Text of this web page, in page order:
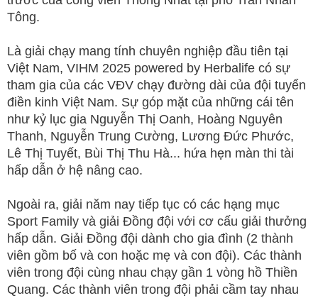
Tông.
Là giải chạy mang tính chuyên nghiệp đầu tiên tại
Việt Nam, VIHM 2025 powered by Herbalife có sự
tham gia của các VĐV chạy đường dài của đội tuyển
điền kinh Việt Nam. Sự góp mặt của những cái tên
như kỷ lục gia Nguyễn Thị Oanh, Hoàng Nguyên
Thanh, Nguyễn Trung Cường, Lương Đức Phước,
Lê Thị Tuyết, Bùi Thị Thu Hà... hứa hẹn màn thi tài
hấp dẫn ở hệ nâng cao.
Ngoài ra, giải năm nay tiếp tục có các hạng mục
Sport Family và giải Đồng đội với cơ cấu giải thưởng
hấp dẫn. Giải Đồng đội dành cho gia đình (2 thành
viên gồm bố và con hoặc mẹ và con đội). Các thành
viên trong đội cùng nhau chạy gần 1 vòng hồ Thiền
Quang. Các thành viên trong đội phải cầm tay nhau